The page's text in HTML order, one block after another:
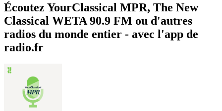
Écoutez YourClassical MPR, The New
Classical WETA 90.9 FM ou d'autres
radios du monde entier - avec l'app de
radio.fr